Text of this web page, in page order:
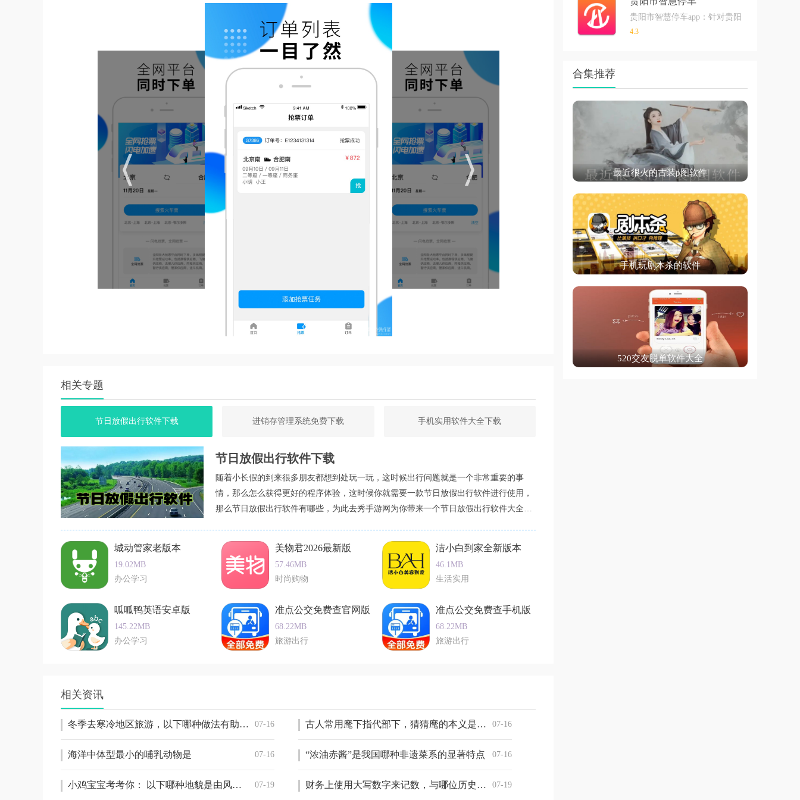
app强项
1. 高效抢票：利用强大的服务器支撑，实现高效的数据处理能力，提升抢票成功率和速度。
2. 安全可靠：软件采取了多重加密措施，确保用户的个人信息安全。
3. 界面友好：简洁明了的界面设计，避免了复杂的操作流程，即便是第一次使用的用户也能轻松掌握。
4. 更新及时：软件开发团队会根据票务市场的变化及时更新软件版本，为用户提供最新的服务支持。
5. 多渠道抢票：支持全网多供应商自动同时开抢，提高抢票成功率。
软件实用
1. 实时查询：用户可以实时查询列车余票、价格、时刻表等信息，方便做出出行决策。
3. 自动提醒：如果成功抢到票，软件会自动提醒用户进行支付，确保不会错过购票机会。
小编点评
务变化、提供多种抢票模式和用户定制服务，软件大大提高了抢票成功率和用户的使用体验。同时，其安全可靠
的信息保护措施和及时的软件更新策略，也让用户在使用过程中更加放心。总的来说，闪电抢票是一款值得推荐
的抢票软件。
相关专题
节日放假出行软件下载 进销存管理系统免费下载 手机实用软件大全下载
节日放假出行软件下载
随着小长假的到来很多朋友都想到处玩一玩，这时候出行问题就是一个非常重要的事
情，那么怎么获得更好的程序体验，这时候你就需要一款节日放假出行软件进行使用，
那么节日放假出行软件有哪些，为此去秀手游网为你带来一个节日放假出行软件大全，
城动管家老版本
19.02MB
办公学习
美物君2026最新版
57.46MB
时尚购物
洁小白到家全新版本
46.1MB
生活实用
呱呱鸭英语安卓版
145.22MB
办公学习
准点公交免费查官网版
68.22MB
旅游出行
准点公交免费查手机版
68.22MB
旅游出行
相关资讯
07-16
冬季去寒冷地区旅游，以下哪种做法有助于缓解冻伤 07-16
古人常用麾下指代部下，猜猜麾的本义是什么
07-16
海洋中体型最小的哺乳动物是 07-16
“浓油赤酱”是我国哪种非遗菜系的显著特点
07-19
小鸡宝宝考考你： 以下哪种地貌是由风力侵蚀作用形成的 07-19
财务上使用大写数字来记数，与哪位历史人物有关
贵阳市智慧停车app：针对贵阳市打造的智慧
4.3
合集推荐
最近很火的古装p图软件
手机玩剧本杀的软件
520交友脱单软件大全